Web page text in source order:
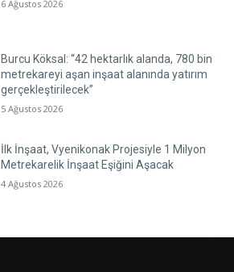
6 Ağustos 2026
Burcu Köksal: “42 hektarlık alanda, 780 bin
metrekareyi aşan inşaat alanında yatırım
gerçekleştirilecek”
5 Ağustos 2026
İlk İnşaat, Vyenikonak Projesiyle 1 Milyon
Metrekarelik İnşaat Eşiğini Aşacak
4 Ağustos 2026